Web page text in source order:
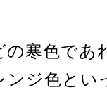
の寒色であ
ンジ色とい